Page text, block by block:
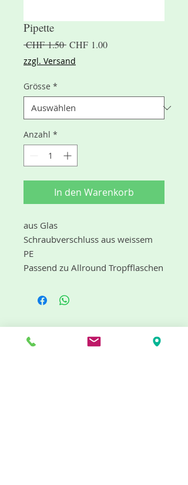
Pipette
CHF 1.50 Standardpreis
CHF 1.00Sale-
zzgl. Versand
Grösse *
Anzahl *
In den Warenkorb
aus Glas
Schraubverschluss aus weissem
PE
Passend zu Allround Tropfflaschen
20ml, 30ml, 50ml, 100ml
Aktion nur so lange der Vorrat
reicht!
"dufte" Neuigkeiten gibt es mit dem